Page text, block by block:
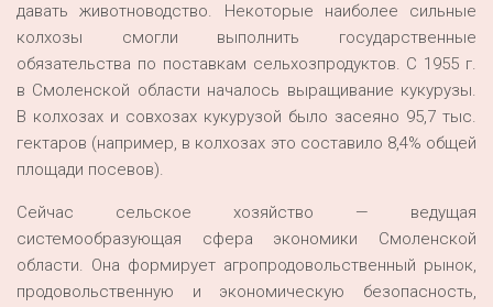
давать животноводство. Некоторые наиболее сильные
колхозы смогли выполнить государственные
обязательства по поставкам сельхозпродуктов. С 1955 г.
в Смоленской области началось выращивание кукурузы.
В колхозах и совхозах кукурузой было засеяно 95,7 тыс.
гектаров (например, в колхозах это составило 8,4% общей
площади посевов).
Сейчас сельское хозяйство — ведущая
системообразующая сфера экономики Смоленской
области. Она формирует агропродовольственный рынок,
продовольственную и экономическую безопасность,